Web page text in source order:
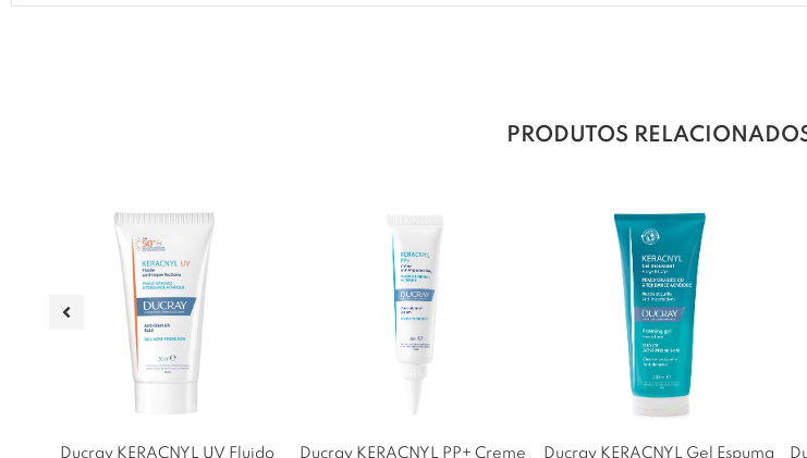
PRODUTOS
Ducray KERACNYL UV Fluido
Ducray KERACNYL PP+ Creme
Ducray KERACNYL Gel Espuma